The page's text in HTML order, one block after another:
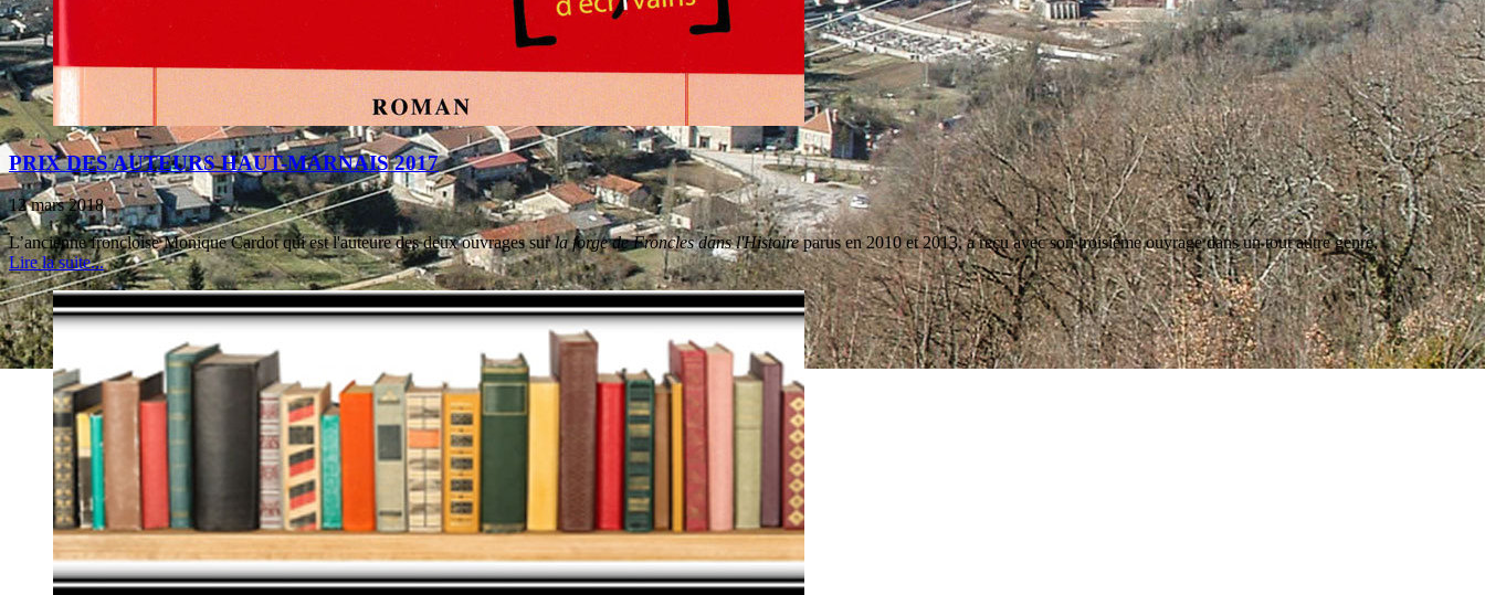
PRIX DES AUTEURS HAUT-MARNAIS 2017
12 mars 2018
L’ancienne froncloise Monique Cardot qui est l'auteure des deux ouvrages surla forge de Froncles dans l'Histoireparus en 2010 et 2013, a reçu avec son troisième ouvrage dans un tout autre genre,
Lire la suite...